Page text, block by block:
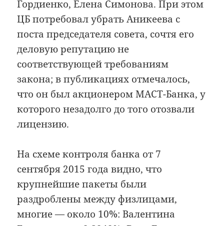
Гордиенко, Елена Симонова. При этом
ЦБ потребовал убрать Аникеева с
поста председателя совета, сочтя его
деловую репутацию не
соответствующей требованиям
закона; в публикациях отмечалось,
что он был акционером МАСТ-Банка, у
которого незадолго до того отозвали
лицензию.
На схеме контроля банка от 7
сентября 2015 года видно, что
крупнейшие пакеты были
раздроблены между физлицами,
многие — около 10%: Валентина